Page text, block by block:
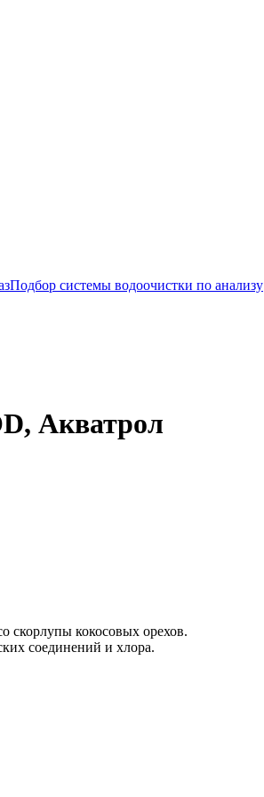
Подбор системы водоочистки по анализу
Акватрол
скорлупы кокосовых орехов.
соединений и хлора.